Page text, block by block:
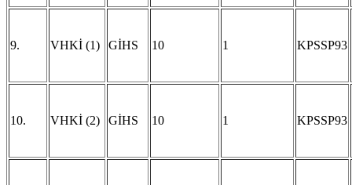
9. VHKİ (1) GİHS 10 1 KPSSP93
10. VHKİ (2) GİHS 10 1 KPSSP93